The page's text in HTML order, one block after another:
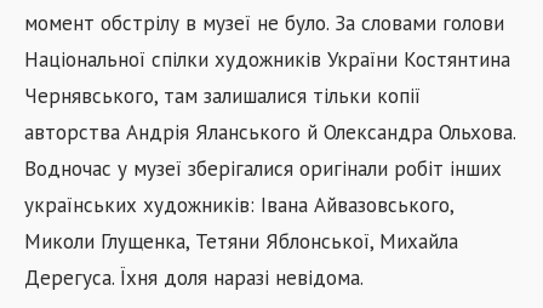
момент обстрілу в музеї не було. За словами голови
Національної спілки художників України Костянтина
Чернявського, там залишалися тільки копії
авторства Андрія Яланського й Олександра Ольхова.
Водночас у музеї зберігалися оригінали робіт інших
українських художників: Івана Айвазовського,
Миколи Глущенка, Тетяни Яблонської, Михайла
Дерегуса. Їхня доля наразі невідома.